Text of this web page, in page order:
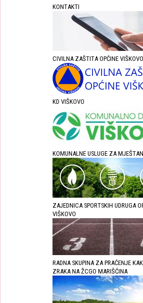
KONTAKTI
CIVILNA ZAŠTITA OPĆINE VIŠKOVO
KD VIŠKOVO
KOMUNALNE USLUGE ZA
ZAJEDNICA SPORTSKIH UDRUGA
VIŠKOVO
RADNA SKUPINA ZA PRAĆENJE
ZRAKA NA ŽCGO MARIŠĆINA